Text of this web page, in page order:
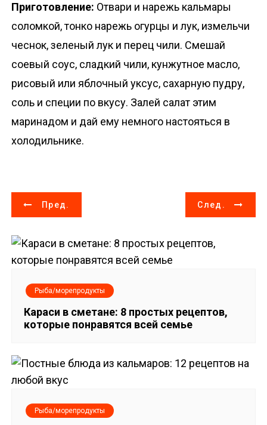
Приготовление: Отвари и нарежь кальмары
соломкой, тонко нарежь огурцы и лук, измельчи
чеснок, зеленый лук и перец чили. Смешай
соевый соус, сладкий чили, кунжутное масло,
рисовый или яблочный уксус, сахарную пудру,
соль и специи по вкусу. Залей салат этим
маринадом и дай ему немного настояться в
холодильнике.
Н
а
в
ц
и
Пред. След.
Рыба/морепродукты
Караси в сметане: 8 простых рецептов,
которые понравятся всей семье
Рыба/морепродукты